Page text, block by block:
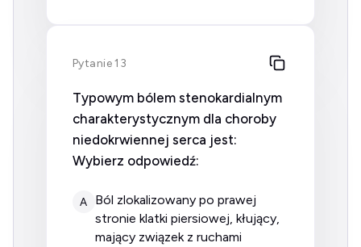
Pytanie 13
Typowym bólem stenokardialnym
charakterystycznym dla choroby
niedokrwiennej serca jest:
Wybierz odpowiedź:
A
ból zlokalizowany po prawej
stronie klatki piersiowej, kłujący,
mający związek z ruchami